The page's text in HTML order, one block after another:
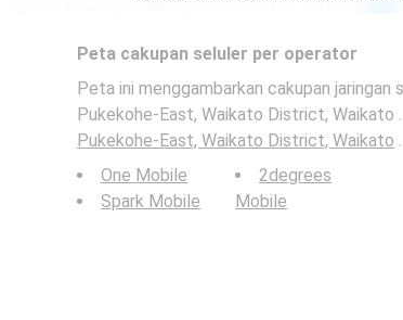
Peta cakupan seluler per operator
Peta ini menggambarkan cakupan jaringan
Pukekohe-East, Waikato District, Waikato
Pukekohe-East, Waikato District, Waikato .
One Mobile
Spark Mobile
2degrees
Mobile